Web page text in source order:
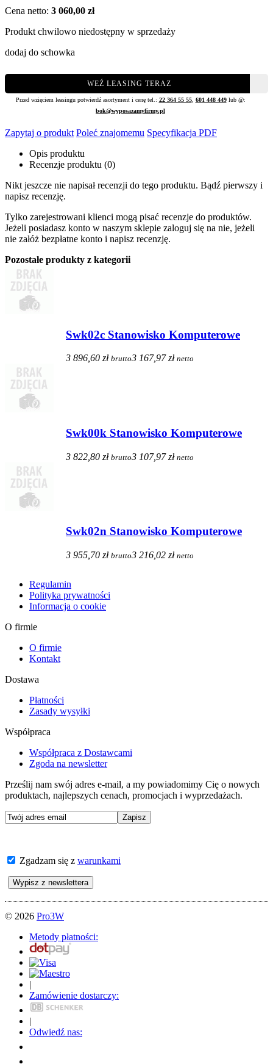
Cena netto: 3 060,00 zł
Produkt chwilowo niedostępny w sprzedaży
dodaj do schowka
WEŹ LEASING TERAZ
Przed wzięciem leasingu potwierdź asortyment i cenę tel.: 22 364 55 55, 601 448 449lub @:
bok@wyposazamyfirmy.pl
Zapytaj o produkt Poleć znajomemu Specyfikacja PDF
Opis produktu
Recenzje produktu (0)
Nikt jeszcze nie napisał recenzji do tego produktu. Bądź pierwszy i
napisz recenzję.
Tylko zarejestrowani klienci mogą pisać recenzje do produktów.
Jeżeli posiadasz konto w naszym sklepie zaloguj się na nie, jeżeli
nie załóż bezpłatne konto i napisz recenzję.
Pozostałe produkty z kategorii
Swk02c Stanowisko Komputerowe
3 896,60 zł brutto3 167,97 zł netto
Swk00k Stanowisko Komputerowe
3 822,80 zł brutto3 107,97 zł netto
Swk02n Stanowisko Komputerowe
3 955,70 zł brutto3 216,02 zł netto
Regulamin
Polityka prywatności
Informacja o cookie
O firmie
O firmie
Kontakt
Dostawa
Płatności
Zasady wysyłki
Współpraca
Współpraca z Dostawcami
Zgoda na newsletter
Prześlij nam swój adres e-mail, a my powiadomimy Cię o nowych
produktach, najlepszych cenach, promocjach i wyprzedażach.
Zgadzam się z warunkami
© 2026 Pro3W
Metody płatności:
|
Zamówienie dostarczy:
|
Odwiedź nas: